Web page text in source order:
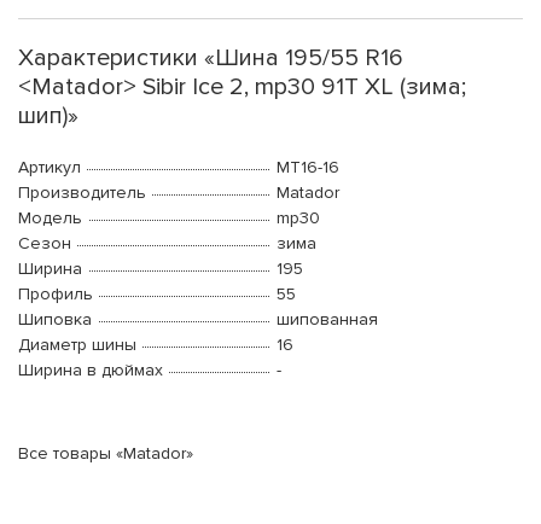
Характеристики «Шина 195/55 R16
<Matador> Sibir Ice 2, mp30 91T XL (зима;
шип)»
Артикул
MT16-16
Производитель
Matador
Модель
mp30
Сезон
зима
Ширина
195
Профиль
55
Шиповка
шипованная
Диаметр шины
16
Ширина в дюймах
-
Все товары «Matador»